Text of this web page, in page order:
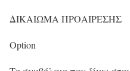
ΔΙΚΑΙΩΜΑ ΠΡΟΑΙΡΕΣΗΣ
Option